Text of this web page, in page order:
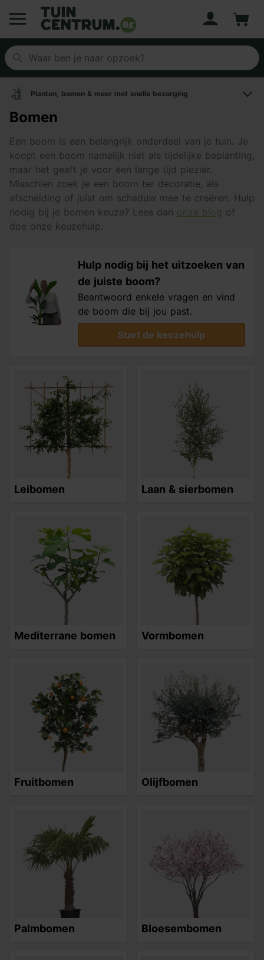
Logo Tuincentrum.be
Planten, bomen & meer met snelle bezorging
Bomen
Een boom is een belangrijk onderdeel van je tuin. Je
koopt een boom namelijk niet als tijdelijke beplanting,
maar het geeft je voor een lange tijd plezier.
Misschien zoek je een boom ter decoratie, als
afscheiding of juist om schaduw mee te creëren. Hulp
nodig bij je bomen keuze? Lees dan onze blog of
doe onze keuzehulp.
Hulp nodig bij het uitzoeken van
de juiste boom?
Beantwoord enkele vragen en vind
de boom die bij jou past.
Start de keuzehulp
Leibomen Laan & sierbomen
Mediterrane bomen Vormbomen
Fruitbomen Olijfbomen
Palmbomen Bloesembomen